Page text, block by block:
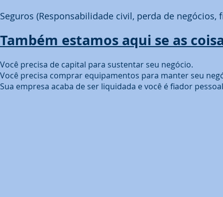
Seguros (Responsabilidade civil, perda de negócios,
Também estamos aqui se as
Você precisa de capital para sustentar seu negócio.
Você precisa comprar equipamentos para manter seu
Sua empresa acaba de ser liquidada e você é fiador